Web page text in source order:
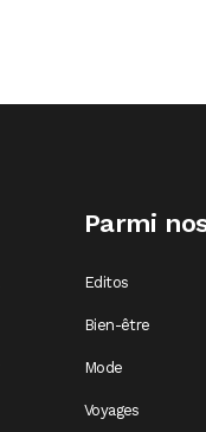
Parmi
Editos
Bien-être
Mode
Voyages